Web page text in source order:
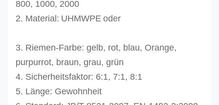
800, 1000, 2000
2. Material: UHMWPE oder
3. Riemen-Farbe: gelb, rot, blau, Orange,
purpurrot, braun, grau, grün
4. Sicherheitsfaktor: 6:1, 7:1, 8:1
5. Länge: Gewohnheit